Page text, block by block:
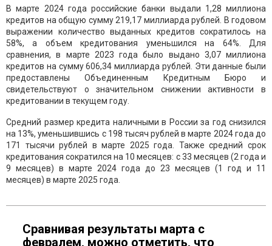
В марте 2024 года российские банки выдали 1,28 миллиона
кредитов на общую сумму 219,17 миллиарда рублей. В годовом
выражении количество выданных кредитов сократилось на
58%, а объем кредитования уменьшился на 64%. Для
сравнения, в марте 2023 года было выдано 3,07 миллиона
кредитов на сумму 606,34 миллиарда рублей. Эти данные были
предоставлены Объединенным Кредитным Бюро и
свидетельствуют о значительном снижении активности в
кредитовании в текущем году.
Средний размер кредита наличными в России за год снизился
на 13%, уменьшившись с 198 тысяч рублей в марте 2024 года до
171 тысячи рублей в марте 2025 года. Также средний срок
кредитования сократился на 10 месяцев: с 33 месяцев (2 года и
9 месяцев) в марте 2024 года до 23 месяцев (1 год и 11
месяцев) в марте 2025 года.
Сравнивая результаты марта с
февралем, можно отметить, что